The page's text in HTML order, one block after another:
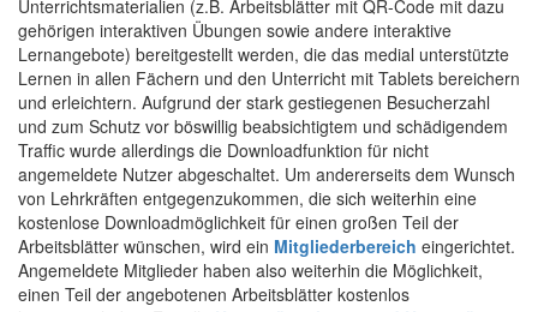
Unterrichtsmaterialien (z.B. Arbeitsblätter mit QR-Code mit dazu
gehörigen interaktiven Übungen sowie andere interaktive
Lernangebote) bereitgestellt werden, die das medial unterstützte
Lernen in allen Fächern und den Unterricht mit Tablets bereichern
und erleichtern. Aufgrund der stark gestiegenen Besucherzahl
und zum Schutz vor böswillig beabsichtigtem und schädigendem
Traffic wurde allerdings die Downloadfunktion für nicht
angemeldete Nutzer abgeschaltet. Um andererseits dem Wunsch
von Lehrkräften entgegenzukommen, die sich weiterhin eine
kostenlose Downloadmöglichkeit für einen großen Teil der
Arbeitsblätter wünschen, wird ein Mitgliederbereich eingerichtet.
Angemeldete Mitglieder haben also weiterhin die Möglichkeit,
einen Teil der angebotenen Arbeitsblätter kostenlos